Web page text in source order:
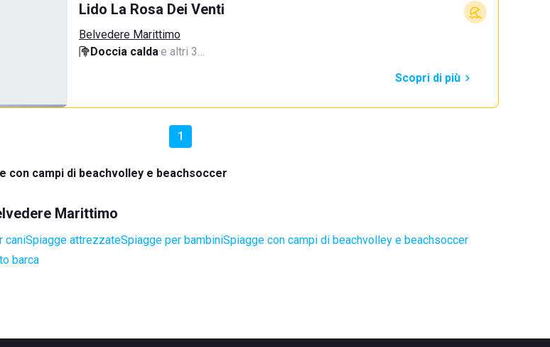
Lido La Rosa Dei Venti
Belvedere Marittimo
Doccia calda·e altri 3…
Scopri di più
1
con campi di beachvolley e beachsoccer
Marittimo
caniSpiagge attrezzateSpiagge per bambiniSpiagge con campi di beachvolley e beachsoccer
barca